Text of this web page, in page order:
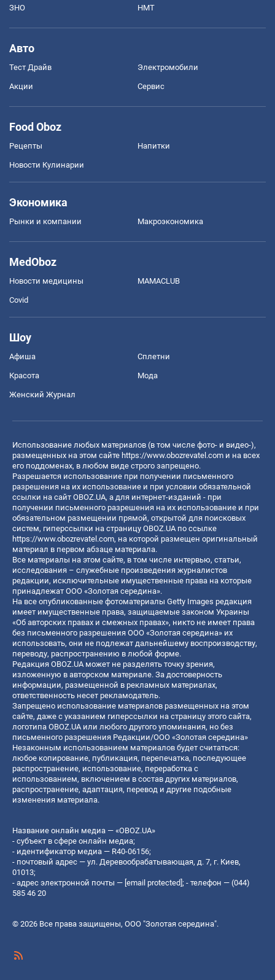
ЗНО НМТ
Авто
Тест Драйв Электромобили
Акции Сервис
Food Oboz
Рецепты Напитки
Новости Кулинарии
Экономика
Рынки и компании Mакроэкономика
MedOboz
Новости медицины MAMACLUB
Covid
Шоу
Афиша Сплетни
Красота Мода
Женский Журнал
Использование любых материалов (в том числе фото- и видео-),
размещенных на этом сайте https://www.obozrevatel.com и на всех
его поддоменах, в любом виде строго запрещено.
Разрешается использование при получении письменного
разрешения на их использование и при условии обязательной
ссылки на сайт OBOZ.UA, а для интернет-изданий - при
получении письменного разрешения на их использование и при
обязательном размещении прямой, открытой для поисковых
систем, гиперссылки на страницу OBOZ.UA по ссылке
https://www.obozrevatel.com, на которой размещен оригинальный
материал в первом абзаце материала.
Все материалы на этом сайте, в том числе интервью, статьи,
исследования – служебные произведения журналистов
редакции, исключительные имущественные права на которые
принадлежат ООО «Золотая середина».
На все опубликованные фотоматериалы Getty Images редакция
имеет имущественные права, защищаемые законом Украины
«Об авторских правах и смежных правах», никто не имеет права
без письменного разрешения ООО «Золотая середина» их
использовать, они не подлежат дальнейшему воспроизводству,
переводу, распространению в любой форме.
Редакция OBOZ.UA может не разделять точку зрения,
изложенную в авторском материале. За достоверность
информации, размещенной в рекламных материалах,
ответственность несет рекламодатель.
Запрещено использование материалов размещенных на этом
сайте, даже с указанием гиперссылки на страницу этого сайта,
логотипа OBOZ.UA или любого другого упоминания, но без
письменного разрешения Редакции/ООО «Золотая середина»
Незаконным использованием материалов будет считаться:
любое копирование, публикация, перепечатка, последующее
распространение, использование, переработка с
использованием, включением в состав других материалов,
распространение, адаптация, перевод и другие подобные
изменения материала.
Название онлайн медиа — «OBOZ.UA»
- субъект в сфере онлайн медиа;
- идентификатор медиа — R40-06156;
- почтовый адрес — ул. Деревообрабатывающая, д. 7, г. Киев,
01013;
- адрес электронной почты — [email protected]; - телефон — (044)
585 46 20
© 2026 Все права защищены, ООО "Золотая середина".